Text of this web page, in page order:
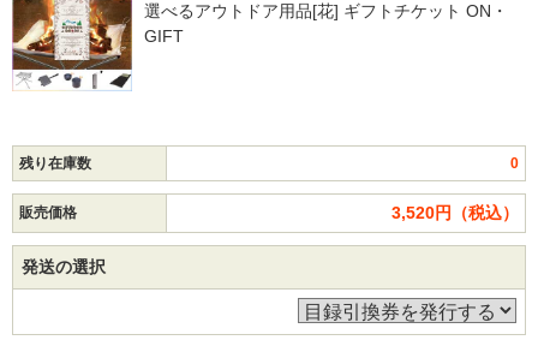
選べるアウトドア用品[花] ギフトチケット ON・
GIFT
残り在庫数 0
販売価格 3,520円（税込）
発送の選択